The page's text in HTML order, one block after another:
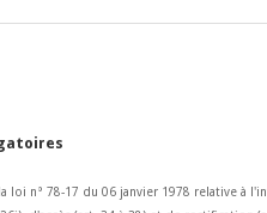
loi n° 78-17 du 06 janvier 1978 relative à